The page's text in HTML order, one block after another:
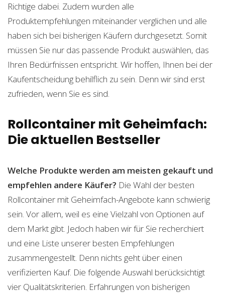
Richtige dabei. Zudem wurden alle
Produktempfehlungen miteinander verglichen und alle
haben sich bei bisherigen Käufern durchgesetzt. Somit
müssen Sie nur das passende Produkt auswählen, das
Ihren Bedürfnissen entspricht. Wir hoffen, Ihnen bei der
Kaufentscheidung behilflich zu sein. Denn wir sind erst
zufrieden, wenn Sie es sind.
Rollcontainer mit Geheimfach:
Die aktuellen Bestseller
Welche Produkte werden am meisten gekauft und
empfehlen andere Käufer? Die Wahl der besten
Rollcontainer mit Geheimfach-Angebote kann schwierig
sein. Vor allem, weil es eine Vielzahl von Optionen auf
dem Markt gibt. Jedoch haben wir für Sie recherchiert
und eine Liste unserer besten Empfehlungen
zusammengestellt. Denn nichts geht über einen
verifizierten Kauf. Die folgende Auswahl berücksichtigt
vier Qualitätskriterien. Erfahrungen von bisherigen